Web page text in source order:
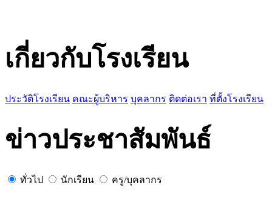
เกี่ยวกับโรงเรียน
ประวัติโรงเรียน คณะผู้บริหาร บุคลากร ติดต่อเรา ที่ตั้งโรงเรียน
ข่าวประชาสัมพันธ์
ทั่วไป นักเรียน ครู/บุคลากร